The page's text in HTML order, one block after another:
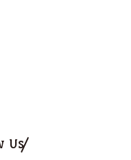
Us